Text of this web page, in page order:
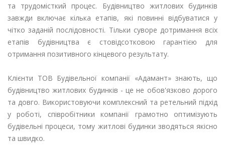
та трудомісткий процес. Будівництво житлових будинків
завжди включає кілька етапів, які повинні відбуватися у
чітко заданій послідовності. Тільки суворе дотримання всіх
етапів будівництва є стовідсотковою гарантією для
отримання позитивного кінцевого результату.
Клієнти ТОВ Будівельної компанії «Адамант» знають, що
будівництво житлових будинків - це не обов'язково дорого
та довго. Використовуючи комплексний та ретельний підхід
у роботі, співробітники компанії грамотно оптимізують
будівельні процеси, тому житлові будинки зводяться якісно
та швидко.